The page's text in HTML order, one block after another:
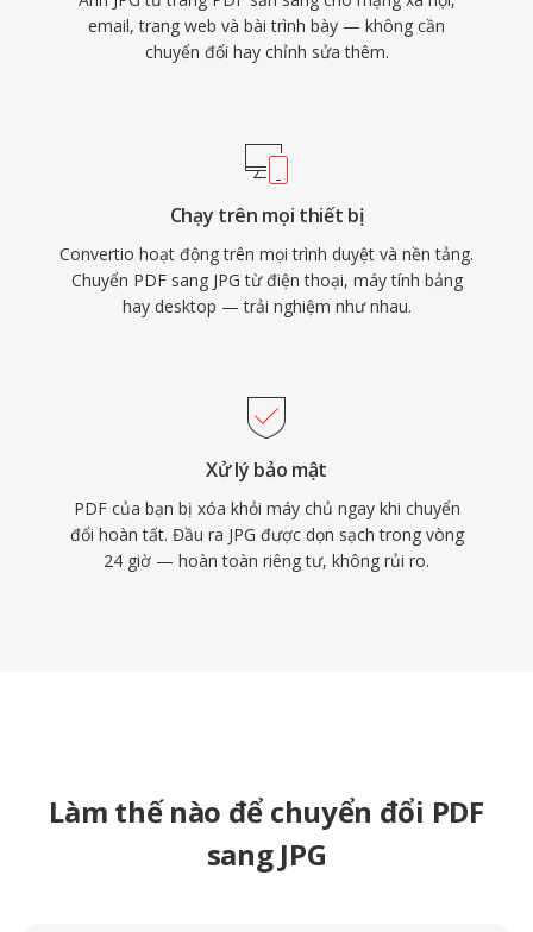
email, trang web và bài trình bày — không cần
chuyển đổi hay chỉnh sửa thêm.
Chạy trên mọi thiết bị
Convertio hoạt động trên mọi trình duyệt và nền tảng.
Chuyển PDF sang JPG từ điện thoại, máy tính bảng
hay desktop — trải nghiệm như nhau.
Xử lý bảo mật
PDF của bạn bị xóa khỏi máy chủ ngay khi chuyển
đổi hoàn tất. Đầu ra JPG được dọn sạch trong vòng
24 giờ — hoàn toàn riêng tư, không rủi ro.
Làm thế nào để chuyển đổi PDF
sang JPG